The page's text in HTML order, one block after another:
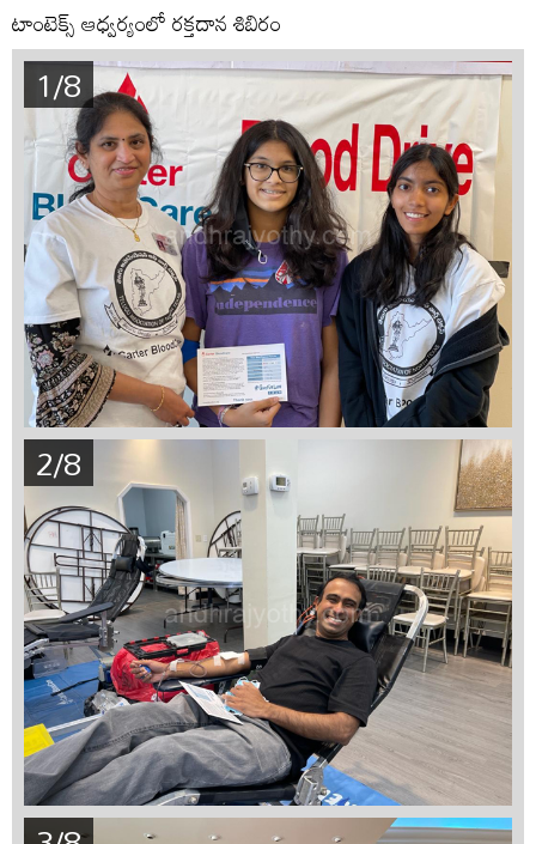
టాంటెక్స్ ఆధ్వర్యంలో రక్తదాన శిబిరం
1/8
2/8